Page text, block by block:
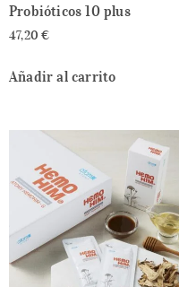
Probióticos 10 plus
47,20€
Añadir al carrito